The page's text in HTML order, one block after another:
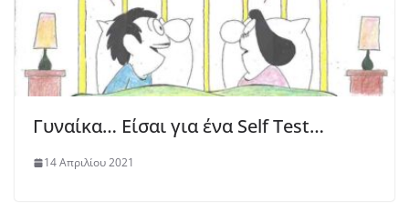
Γυναίκα… Είσαι για ένα Self Test…
14 Απριλίου 2021